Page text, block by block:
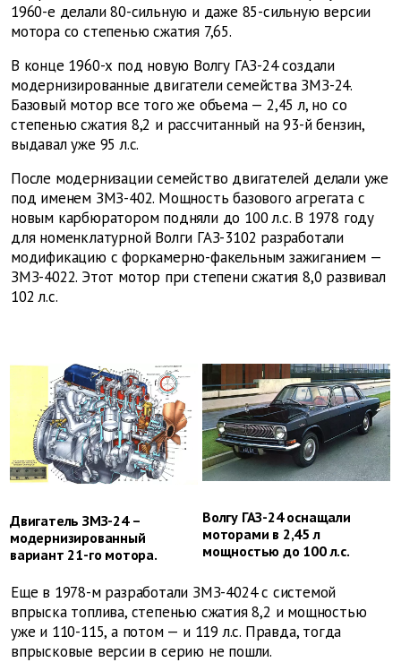
1960-е делали 80-сильную и даже 85-сильную версии
мотора со степенью сжатия 7,65.
В конце 1960-х под новую Волгу ГАЗ-24 создали
модернизированные двигатели семейства ЗМЗ-24.
Базовый мотор все того же объема — 2,45 л, но со
степенью сжатия 8,2 и рассчитанный на 93-й бензин,
выдавал уже 95 л.с.
После модернизации семейство двигателей делали уже
под именем ЗМЗ-402. Мощность базового агрегата с
новым карбюратором подняли до 100 л.с. В 1978 году
для номенклатурной Волги ГАЗ-3102 разработали
модификацию с форкамерно-факельным зажиганием —
ЗМЗ-4022. Этот мотор при степени сжатия 8,0 развивал
102 л.с.
Двигатель ЗМЗ-24 –
модернизированный
вариант 21-го мотора.
Волгу ГАЗ-24 оснащали
моторами в 2,45 л
мощностью до 100 л.с.
Еще в 1978-м разработали ЗМЗ-4024 с системой
впрыска топлива, степенью сжатия 8,2 и мощностью
уже и 110-115, а потом — и 119 л.с. Правда, тогда
впрысковые версии в серию не пошли.